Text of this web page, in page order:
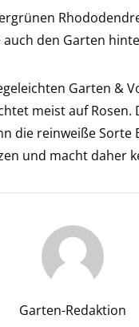
den Garten
Garten &
meist auf Rosen.
die reinweiße Sorte
und macht daher
Garten-Redaktion